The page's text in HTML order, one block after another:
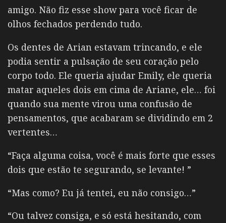
amigo. Não fiz esse show para você ficar de
olhos fechados perdendo tudo.
Os dentes de Arian estavam trincando, e ele
podia sentir a pulsação de seu coração pelo
corpo todo. Ele queria ajudar Emily, ele queria
matar aqueles dois em cima de Ariane, ele… foi
quando sua mente virou uma confusão de
pensamentos, que acabaram se dividindo em 2
vertentes…
“Faça alguma coisa, você é mais forte que esses
dois que estão te segurando, se levante! ”
“Mas como? Eu já tentei, eu não consigo…”
“Ou talvez consiga, e só está hesitando, com